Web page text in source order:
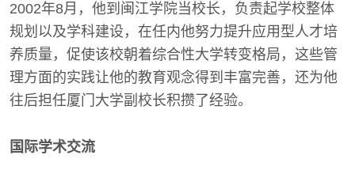
2002年8月，他到闽江学院当校长，负责起学校整体
规划以及学科建设，在任内他努力提升应用型人才培
养质量，促使该校朝着综合性大学转变格局，这些管
理方面的实践让他的教育观念得到丰富完善，还为他
往后担任厦门大学副校长积攒了经验。
国际学术交流